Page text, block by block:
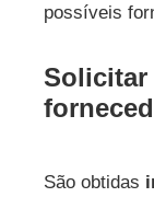
possíveis
Solicitar
São obtidas